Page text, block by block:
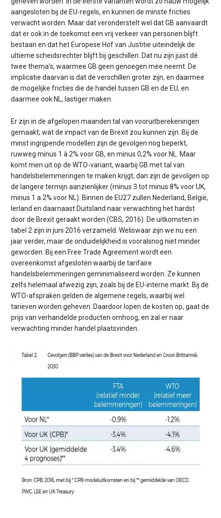
aangesloten bij de EU-regels, en kunnen de minste fricties
verwacht worden. Maar dat veronderstelt wel dat GB aanvaardt
dat er ook in de toekomst een vrij verkeer van personen blijft
bestaan en dat het Europese Hof van Justitie uiteindelijk de
ultieme scheidsrechter blijft bij geschillen. Dat nu zijn juist dé
twee thema’s, waarmee GB geen genoegen mee neemt. De
implicatie daarvan is dat de verschillen groter zijn, en daarmee
de mogelijke fricties die de handel tussen GB en de EU, en
daarmee ook NL, lastiger maken.
Er zijn in de afgelopen maanden tal van vooruitberekeningen
gemaakt, wat de impact van de Brexit zou kunnen zijn. Bij de
minst ingrijpende modellen zijn de gevolgen nog beperkt,
ruwweg minus 1 à 2% voor GB, en minus 0,2% voor NL. Maar
komt men uit op de WTO-variant, waarbij GB met tal van
handelsbelemmeringen te maken krijgt, dan zijn de gevolgen op
de langere termijn aanzienlijker (minus 3 tot minus 8% voor UK,
minus 1 a 2% voor NL). Binnen de EU27 zullen Nederland, België,
Ierland en daarnaast Duitsland naar verwachting het hardst
door de Brexit geraakt worden (CBS, 2016). De uitkomsten in
tabel 2 zijn in juni 2016 verzameld. Weliswaar zijn we nu een
jaar verder, maar de onduidelijkheid is vooralsnog niet minder
geworden. Bij een Free Trade Agreement wordt een
overeenkomst afgesloten waarbij de tarifaire
handelsbelemmeringen geminimaliseerd worden. Ze kunnen
zelfs helemaal afwezig zijn, zoals bij de EU-interne markt. Bij de
WTO-afspraken gelden de algemene regels, waarbij wel
tarieven worden geheven. Daardoor lopen de kosten op, gaat de
prijs van verhandelde producten omhoog, en zal er naar
verwachting minder handel plaatsvinden.